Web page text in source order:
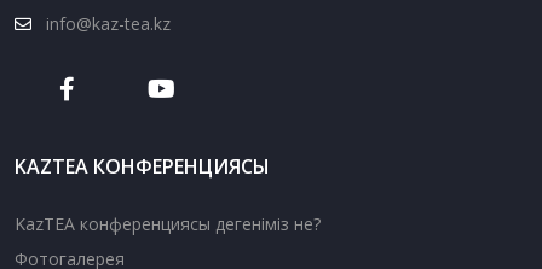
info@kaz-tea.kz
KAZTEA КОНФЕРЕНЦИЯСЫ
KazTEA конференциясы дегеніміз не?
Фотогалерея